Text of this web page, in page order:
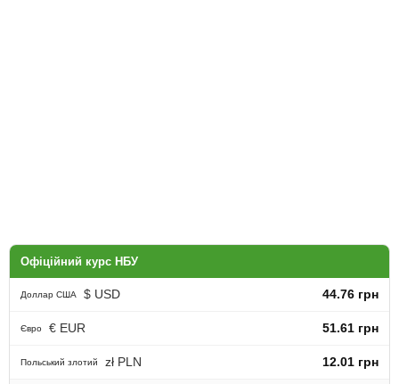
Офіційний курс НБУ
Доллар США $ USD 44.76 грн
Євро € EUR 51.61 грн
Польський злотий zł PLN 12.01 грн